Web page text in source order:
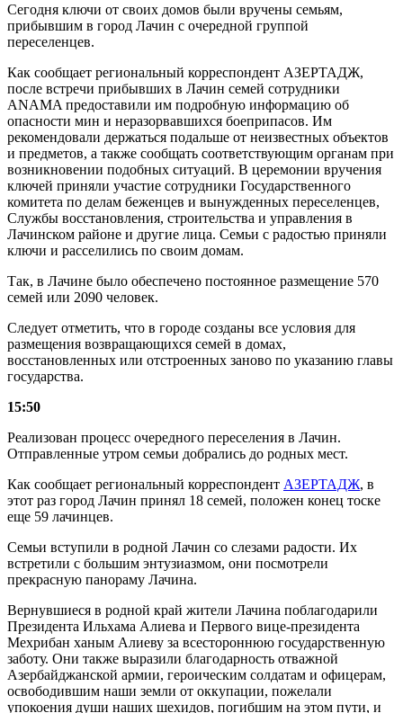
Сегодня ключи от своих домов были вручены семьям,
прибывшим в город Лачин с очередной группой
переселенцев.
Как сообщает региональный корреспондент АЗЕРТАДЖ,
после встречи прибывших в Лачин семей сотрудники
ANAMA предоставили им подробную информацию об
опасности мин и неразорвавшихся боеприпасов. Им
рекомендовали держаться подальше от неизвестных объектов
и предметов, а также сообщать соответствующим органам при
возникновении подобных ситуаций. В церемонии вручения
ключей приняли участие сотрудники Государственного
комитета по делам беженцев и вынужденных переселенцев,
Службы восстановления, строительства и управления в
Лачинском районе и другие лица. Семьи с радостью приняли
ключи и расселились по своим домам.
Так, в Лачине было обеспечено постоянное размещение 570
семей или 2090 человек.
Следует отметить, что в городе созданы все условия для
размещения возвращающихся семей в домах,
восстановленных или отстроенных заново по указанию главы
государства.
15:50
Реализован процесс очередного переселения в Лачин.
Отправленные утром семьи добрались до родных мест.
Как сообщает региональный корреспондент АЗЕРТАДЖ, в
этот раз город Лачин принял 18 семей, положен конец тоске
еще 59 лачинцев.
Семьи вступили в родной Лачин со слезами радости. Их
встретили с большим энтузиазмом, они посмотрели
прекрасную панораму Лачина.
Вернувшиеся в родной край жители Лачина поблагодарили
Президента Ильхама Алиева и Первого вице-президента
Мехрибан ханым Алиеву за всестороннюю государственную
заботу. Они также выразили благодарность отважной
Азербайджанской армии, героическим солдатам и офицерам,
освободившим наши земли от оккупации, пожелали
упокоения души наших шехидов, погибшим на этом пути, и